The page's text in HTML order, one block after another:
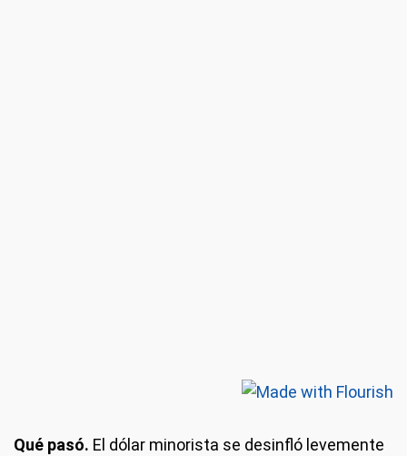
Qué pasó. El dólar minorista se desinfló levemente